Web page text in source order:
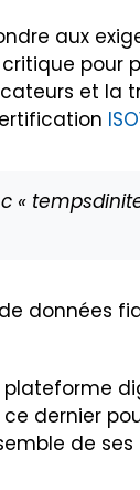
aux
pour
et
«
données
dernier
de